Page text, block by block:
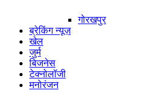
गोरखपुर
ब्रेकिंग न्यूज़
खेल
जुर्म
बिजनेस
टेक्नोलॉजी
मनोरंजन